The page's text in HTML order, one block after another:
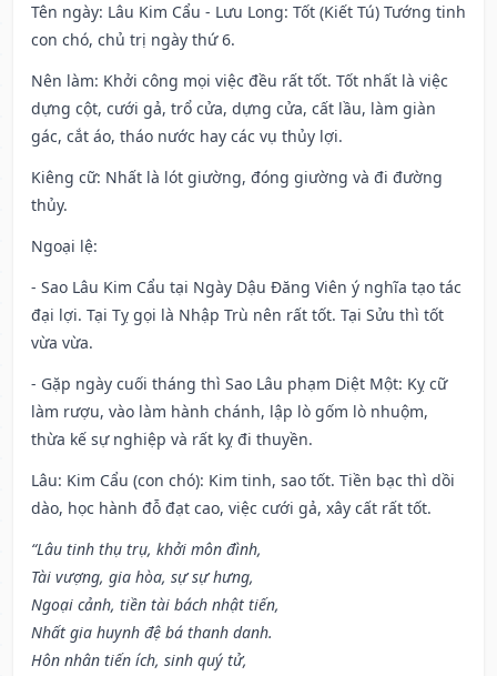
Tên ngày: Lâu Kim Cẩu - Lưu Long: Tốt (Kiết Tú) Tướng tinh
con chó, chủ trị ngày thứ 6.
Nên làm: Khởi công mọi việc đều rất tốt. Tốt nhất là việc
dựng cột, cưới gả, trổ cửa, dựng cửa, cất lầu, làm giàn
gác, cắt áo, tháo nước hay các vụ thủy lợi.
Kiêng cữ: Nhất là lót giường, đóng giường và đi đường
thủy.
Ngoại lệ:
- Sao Lâu Kim Cẩu tại Ngày Dậu Đăng Viên ý nghĩa tạo tác
đại lợi. Tại Tỵ gọi là Nhập Trù nên rất tốt. Tại Sửu thì tốt
vừa vừa.
- Gặp ngày cuối tháng thì Sao Lâu phạm Diệt Một: Kỵ cữ
làm rượu, vào làm hành chánh, lập lò gốm lò nhuộm,
thừa kế sự nghiệp và rất kỵ đi thuyền.
Lâu: Kim Cẩu (con chó): Kim tinh, sao tốt. Tiền bạc thì dồi
dào, học hành đỗ đạt cao, việc cưới gả, xây cất rất tốt.
“Lâu tinh thụ trụ, khởi môn đình,
Tài vượng, gia hòa, sự sự hưng,
Ngoại cảnh, tiền tài bách nhật tiến,
Nhất gia huynh đệ bá thanh danh.
Hôn nhân tiến ích, sinh quý tử,